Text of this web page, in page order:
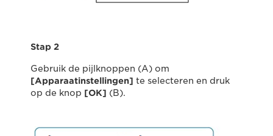
Stap 2
Gebruik de pijlknoppen (A) om
[Apparaatinstellingen] te selecteren en druk
op de knop [OK] (B).